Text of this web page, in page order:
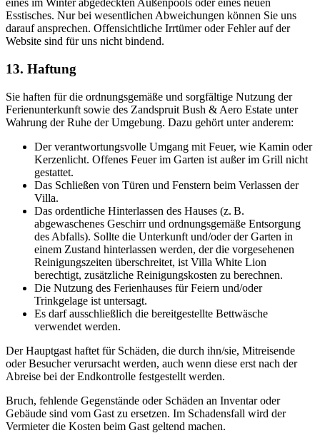
eines im Winter abgedeckten Außenpools oder eines neuen
Esstisches. Nur bei wesentlichen Abweichungen können Sie uns
darauf ansprechen. Offensichtliche Irrtümer oder Fehler auf der
Website sind für uns nicht bindend.
13. Haftung
Sie haften für die ordnungsgemäße und sorgfältige Nutzung der
Ferienunterkunft sowie des Zandspruit Bush & Aero Estate unter
Wahrung der Ruhe der Umgebung. Dazu gehört unter anderem:
Der verantwortungsvolle Umgang mit Feuer, wie Kamin oder
Kerzenlicht. Offenes Feuer im Garten ist außer im Grill nicht
gestattet.
Das Schließen von Türen und Fenstern beim Verlassen der
Villa.
Das ordentliche Hinterlassen des Hauses (z. B.
abgewaschenes Geschirr und ordnungsgemäße Entsorgung
des Abfalls). Sollte die Unterkunft und/oder der Garten in
einem Zustand hinterlassen werden, der die vorgesehenen
Reinigungszeiten überschreitet, ist Villa White Lion
berechtigt, zusätzliche Reinigungskosten zu berechnen.
Die Nutzung des Ferienhauses für Feiern und/oder
Trinkgelage ist untersagt.
Es darf ausschließlich die bereitgestellte Bettwäsche
verwendet werden.
Der Hauptgast haftet für Schäden, die durch ihn/sie, Mitreisende
oder Besucher verursacht werden, auch wenn diese erst nach der
Abreise bei der Endkontrolle festgestellt werden.
Bruch, fehlende Gegenstände oder Schäden an Inventar oder
Gebäude sind vom Gast zu ersetzen. Im Schadensfall wird der
Vermieter die Kosten beim Gast geltend machen.